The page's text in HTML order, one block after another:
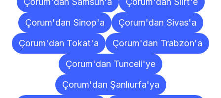
Çorum'dan Sinop'a
Çorum'dan Sivas'a
Çorum'dan Tokat'a
Çorum'dan Trabzon'a
Çorum'dan Tunceli'ye
Çorum'dan Şanlıurfa'ya